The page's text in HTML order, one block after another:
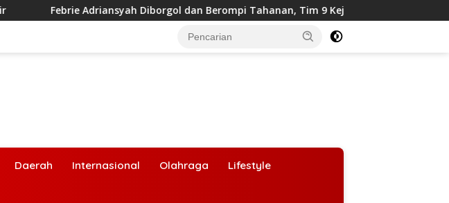
Febrie Adriansyah Diborgol dan Berompi Tahanan, Tim 9 Kejagung Siap Periksa
Daerah Internasional Olahraga Lifestyle